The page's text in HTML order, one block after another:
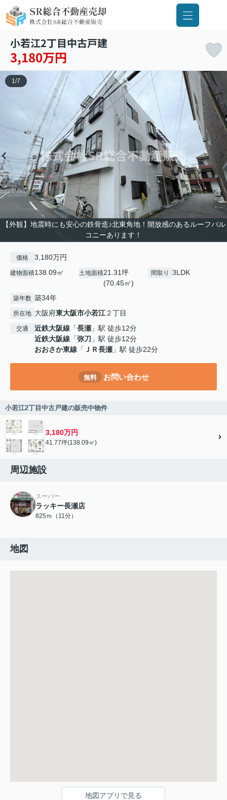
小若江2丁目中古戸建
3,180万円
【外観】地震時にも安心の鉄骨造♪北東角地！開放感のあるルーフバル
コニーあります！
1 /7
価格 3,180万円
建物面積138.09㎡ 土地面積21.31坪
(70.45㎡)
間取り 3LDK
築年数 築34年
所在地 大阪府東大阪市小若江２丁目
交通 近鉄大阪線 「長瀬 」駅 徒歩12分
近鉄大阪線 「弥刀 」駅 徒歩12分
おおさか東線 「 ＪＲ長瀬 」駅 徒歩22分
無料 お問い合わせ
小若江2丁目中古戸建の販売中物件
3,180万円
41.77坪(138.09㎡)
周辺施設
スーパー
ラッキー長瀬店
825ｍ（11分）
地図
地図アプリで見る